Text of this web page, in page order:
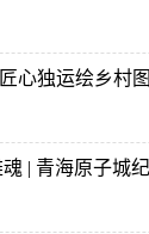
乐晚会圆满成功
心独运绘乡村
建德化开展思政
| 青海原子城